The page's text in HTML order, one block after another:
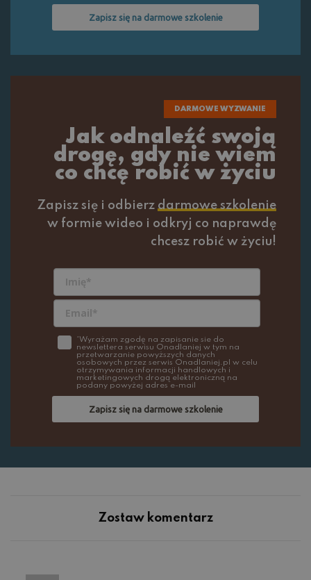
Zapisz się na darmowe szkolenie
DARMOWE WYZWANIE
Jak odnaleźć swoją
drogę, gdy nie wiem
co chcę robić w życiu
Zapisz się i odbierz darmowe szkolenie
w formie wideo i odkryj co naprawdę
chcesz robić w życiu!
*Wyrażam zgodę na zapisanie sie do
newslettera serwisu Onadlaniej w tym na
przetwarzanie powyższych danych
osobowych przez serwis Onadlaniej.pl w celu
otrzymywania informacji handlowych i
marketingowych drogą elektroniczną na
podany powyżej adres e-mail
Zapisz się na darmowe szkolenie
Zostaw komentarz